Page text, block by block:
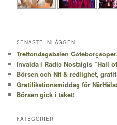
SENASTE INLÄGGEN
Trettondagsbalen
Invalda i Radio Nostalgis ”Hall
Börsen och Nit & redlighet,
Gratifikationsmiddag för
Börsen gick i taket!
KATEGORIER